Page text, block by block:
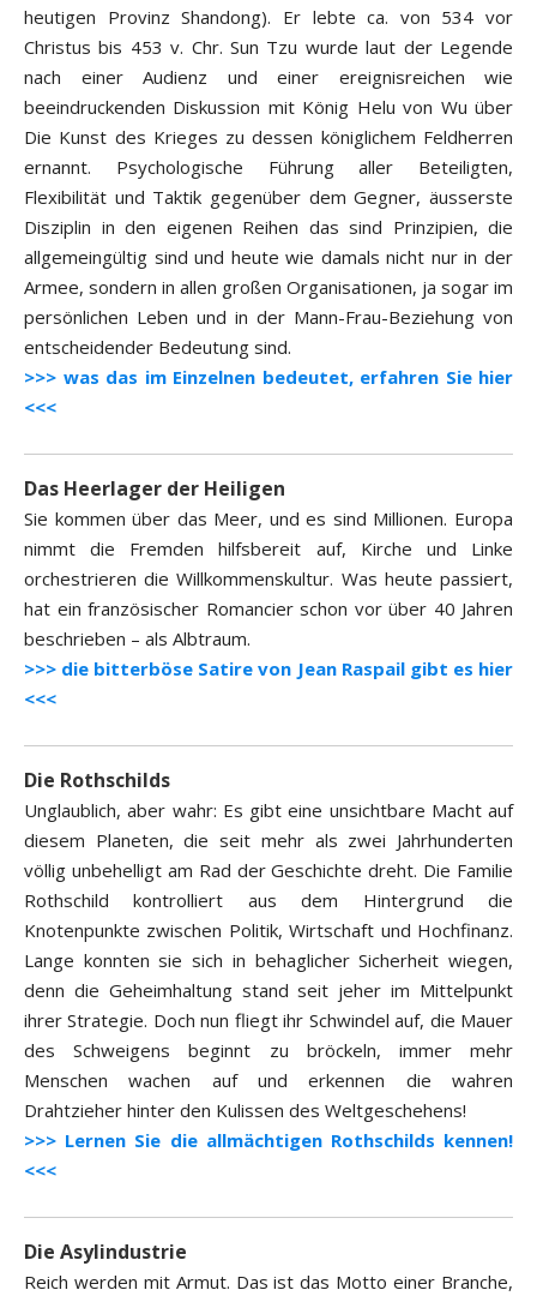
heutigen Provinz Shandong). Er lebte ca. von 534 vor
Christus bis 453 v. Chr. Sun Tzu wurde laut der Legende
nach einer Audienz und einer ereignisreichen wie
beeindruckenden Diskussion mit König Helu von Wu über
Die Kunst des Krieges zu dessen königlichem Feldherren
ernannt. Psychologische Führung aller Beteiligten,
Flexibilität und Taktik gegenüber dem Gegner, äusserste
Disziplin in den eigenen Reihen das sind Prinzipien, die
allgemeingültig sind und heute wie damals nicht nur in der
Armee, sondern in allen großen Organisationen, ja sogar im
persönlichen Leben und in der Mann-Frau-Beziehung von
entscheidender Bedeutung sind.
>>> was das im Einzelnen bedeutet, erfahren Sie hier
<<<
Das Heerlager der Heiligen
Sie kommen über das Meer, und es sind Millionen. Europa
nimmt die Fremden hilfsbereit auf, Kirche und Linke
orchestrieren die Willkommenskultur. Was heute passiert,
hat ein französischer Romancier schon vor über 40 Jahren
beschrieben – als Albtraum.
>>> die bitterböse Satire von Jean Raspail gibt es hier
<<<
Die Rothschilds
Unglaublich, aber wahr: Es gibt eine unsichtbare Macht auf
diesem Planeten, die seit mehr als zwei Jahrhunderten
völlig unbehelligt am Rad der Geschichte dreht. Die Familie
Rothschild kontrolliert aus dem Hintergrund die
Knotenpunkte zwischen Politik, Wirtschaft und Hochfinanz.
Lange konnten sie sich in behaglicher Sicherheit wiegen,
denn die Geheimhaltung stand seit jeher im Mittelpunkt
ihrer Strategie. Doch nun fliegt ihr Schwindel auf, die Mauer
des Schweigens beginnt zu bröckeln, immer mehr
Menschen wachen auf und erkennen die wahren
Drahtzieher hinter den Kulissen des Weltgeschehens!
>>> Lernen Sie die allmächtigen Rothschilds kennen!
<<<
Die Asylindustrie
Reich werden mit Armut. Das ist das Motto einer Branche,